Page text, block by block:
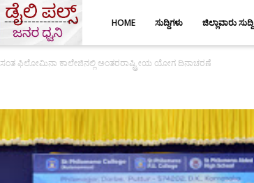
HOME ಸುದ್ದಿಗಳು ಜಿಲ್ಲಾವಾರು ಸುದ್ದಿ
ಸಂತ ಫಿಲೋಮಿನಾ ಕಾಲೇಜಿನಲ್ಲಿ ಅಂತರರಾಷ್ಟ್ರೀಯ ಯೋಗ ದಿನಾಚರಣೆ